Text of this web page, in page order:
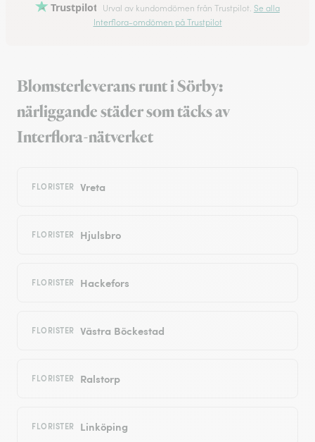
Trustpilot Urval av kundomdömen från Trustpilot. Se alla
Interflora-omdömen på Trustpilot
Blomsterleverans runt i Sörby:
närliggande städer som täcks av
Interflora-nätverket
FLORISTER Vreta
FLORISTER Hjulsbro
FLORISTER Hackefors
FLORISTER Västra Böckestad
FLORISTER Ralstorp
FLORISTER Linköping